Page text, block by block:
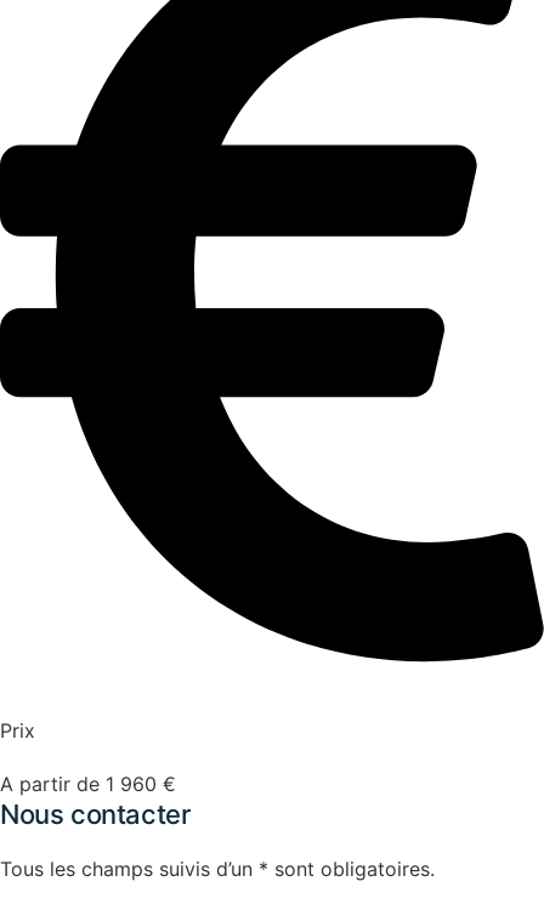
Prix
A partir de 1 960 €
Nous contacter
Tous les champs suivis d’un * sont obligatoires.